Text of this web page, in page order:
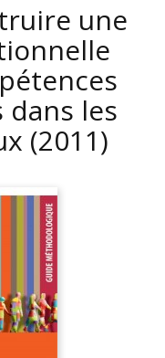
une
les
(2011)